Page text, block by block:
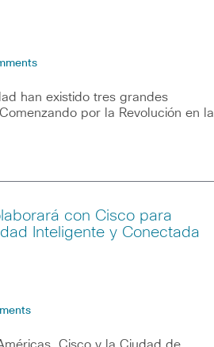
han existido tres grandes
por la Revolución en la
con Cisco para
Inteligente y Conectada